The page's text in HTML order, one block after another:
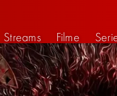
Streams Filme